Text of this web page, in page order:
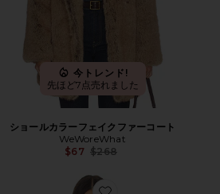
今トレンド!
先ほど7点売れました
ショールカラーフェイクファーコート
WeWoreWhat
$67 Previous price:
$268